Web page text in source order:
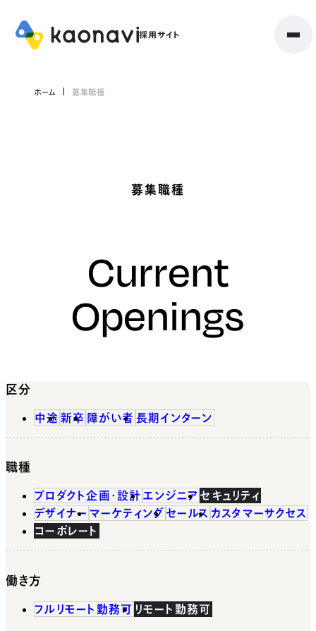
ホーム 募集職種
募集職種
Current
Openings
区分
中途 新卒 障がい者 長期インターン
職種
プロダクト企画・設計 エンジニア セキュリティ
デザイナー マーケティング セールス カスタマーサクセス
コーポレート
働き方
フルリモート勤務可 リモート勤務可